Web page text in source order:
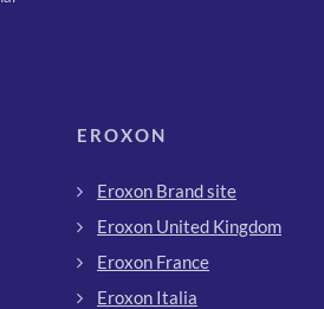
EROXON
Eroxon Brand site
Eroxon United Kingdom
Eroxon France
Eroxon Italia